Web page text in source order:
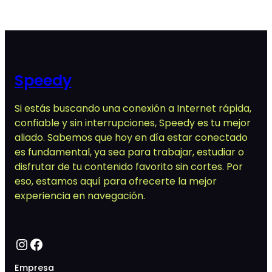
$ 1.190,00.$ 950,00.
Speedy
Si estás buscando una conexión a Internet rápida,
confiable y sin interrupciones, Speedy es tu mejor
aliado. Sabemos que hoy en día estar conectado
es fundamental, ya sea para trabajar, estudiar o
disfrutar de tu contenido favorito sin cortes. Por
eso, estamos aquí para ofrecerte la mejor
experiencia en navegación.
InstagramFacebook
Empresa